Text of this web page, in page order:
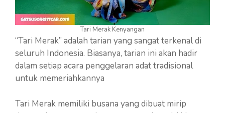
Tari Merak Kenyangan
“Tari Merak” adalah tarian yang sangat terkenal di
seluruh Indonesia. Biasanya, tarian ini akan hadir
dalam setiap acara penggelaran adat tradisional
untuk memeriahkannya
Tari Merak memiliki busana yang dibuat mirip